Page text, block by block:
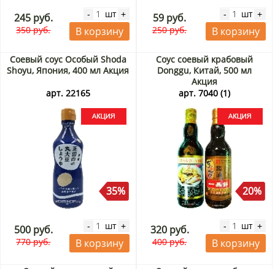
245 руб.
350 руб.
- шт +
В корзину
59 руб.
250 руб.
- шт +
В корзину
Соевый соус Особый Shoda
Shoyu, Япония, 400 мл Акция
арт. 22165
35%
500 руб.
770 руб.
- шт +
В корзину
Соус соевый крабовый
Donggu, Китай, 500 мл
Акция
арт. 7040 (1)
20%
320 руб.
400 руб.
- шт +
В корзину